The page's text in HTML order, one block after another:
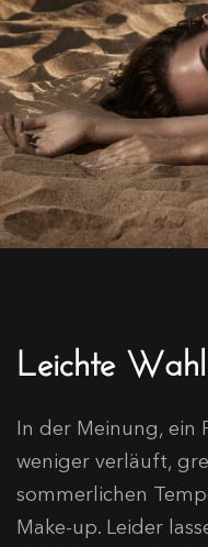
Leichte Wahl
In der Meinung, ein
weniger verläuft,
sommerlichen
Make-up. Leider